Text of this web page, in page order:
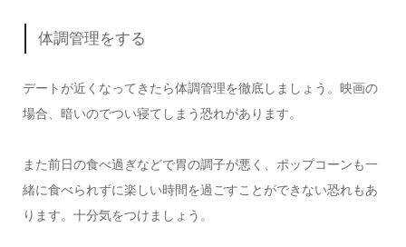
体調管理をする
デートが近くなってきたら体調管理を徹底しましょう。映画の
場合、暗いのでつい寝てしまう恐れがあります。
また前日の食べ過ぎなどで胃の調子が悪く、ポップコーンも一
緒に食べられずに楽しい時間を過ごすことができない恐れもあ
ります。十分気をつけましょう。